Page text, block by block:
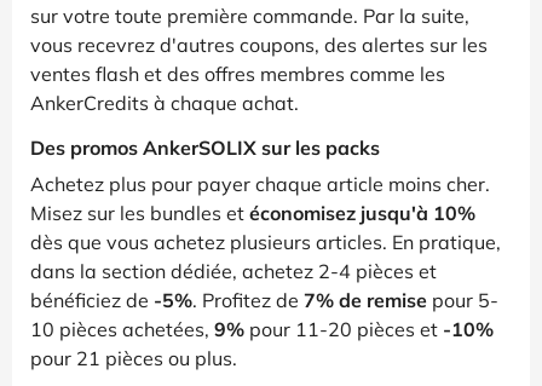
sur votre toute première commande. Par la suite,
vous recevrez d'autres coupons, des alertes sur les
ventes flash et des offres membres comme les
AnkerCredits à chaque achat.
Des promos AnkerSOLIX sur les packs
Achetez plus pour payer chaque article moins cher.
Misez sur les bundles et économisez jusqu'à 10%
dès que vous achetez plusieurs articles. En pratique,
dans la section dédiée, achetez 2-4 pièces et
bénéficiez de -5%. Profitez de 7% de remise pour 5-
10 pièces achetées, 9% pour 11-20 pièces et -10%
pour 21 pièces ou plus.